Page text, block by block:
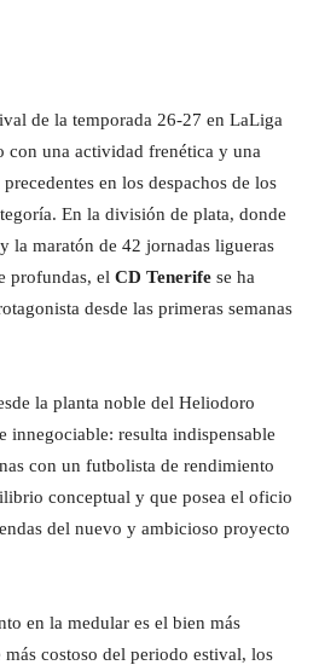
de la temporada 26-27 en LaLiga
con una actividad frenética y una
en los despachos de los
En la división de plata, donde
la maratón de 42 jornadas ligueras
profundas, el CD Tenerife se ha
desde las primeras semanas
la planta noble del Heliodoro
innegociable: resulta indispensable
con un futbolista de rendimiento
conceptual y que posea el oficio
del nuevo y ambicioso proyecto
en la medular es el bien más
costoso del periodo estival, los